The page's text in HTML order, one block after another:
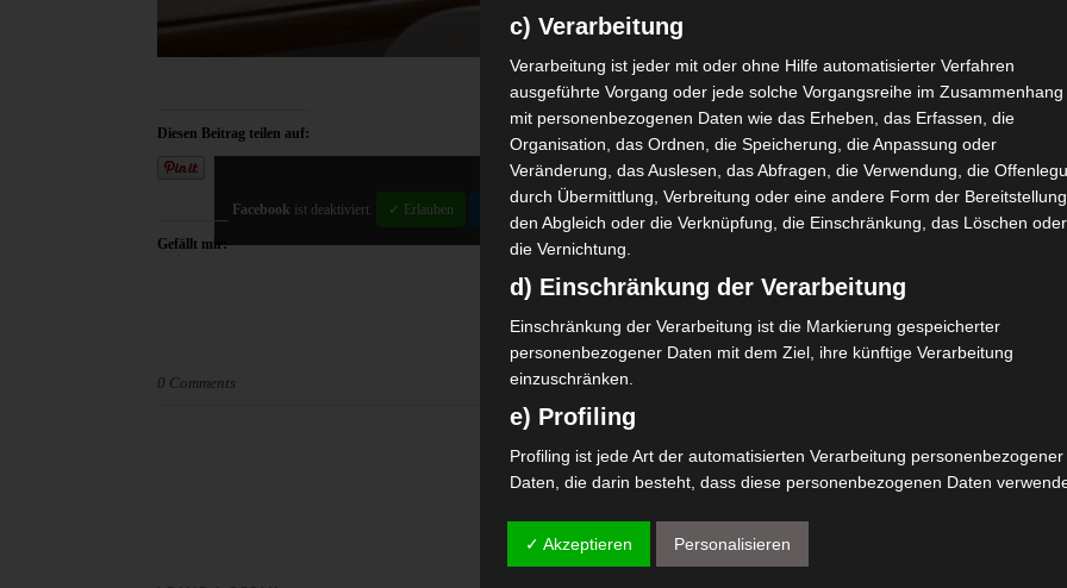
Diesen Beitrag teilen auf:
Facebook ist deaktiviert. ✓ Erlauben
Reddit Telegram
Gefällt mir:
0 Comments
NO COMMENTS
c) Verarbeitung
Verarbeitung ist jeder mit oder ohne Hilfe automatisierter Verfahren
ausgeführte Vorgang oder jede solche Vorgangsreihe im Zusammenhang
mit personenbezogenen Daten wie das Erheben, das Erfassen, die
Organisation, das Ordnen, die Speicherung, die Anpassung oder
Veränderung, das Auslesen, das Abfragen, die Verwendung, die
durch Übermittlung, Verbreitung oder eine andere Form der Bereitstellung,
den Abgleich oder die Verknüpfung, die Einschränkung, das Löschen oder
die Vernichtung.
d) Einschränkung der Verarbeitung
Einschränkung der Verarbeitung ist die Markierung gespeicherter
personenbezogener Daten mit dem Ziel, ihre künftige Verarbeitung
einzuschränken.
e) Profiling
Profiling ist jede Art der automatisierten Verarbeitung personenbezogener
Daten, die darin besteht, dass diese personenbezogenen Daten
Person beziehen, zu bewerten, insbesondere, um Aspekte bezüglich
✓ Akzeptieren Personalisieren